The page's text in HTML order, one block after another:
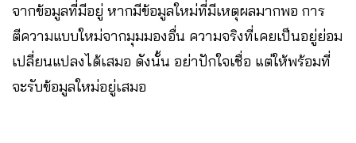
จากข้อมูลที่มีอยู่ หากมีข้อมูลใหม่ที่มีเหตุผลมากพอ การ
ตีความแบบใหม่จากมุมมองอื่น ความจริงที่เคยเป็นอยู่ย่อม
เปลี่ยนแปลงได้เสมอ ดังนั้น อย่าปักใจเชื่อ แต่ให้พร้อมที่
จะรับข้อมูลใหม่อยู่เสมอ